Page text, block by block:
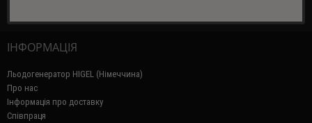
ІНФОРМАЦІЯ
Льодогенератор HIGEL (Німеччина)
Про нас
Інформація про доставку
Співпраця